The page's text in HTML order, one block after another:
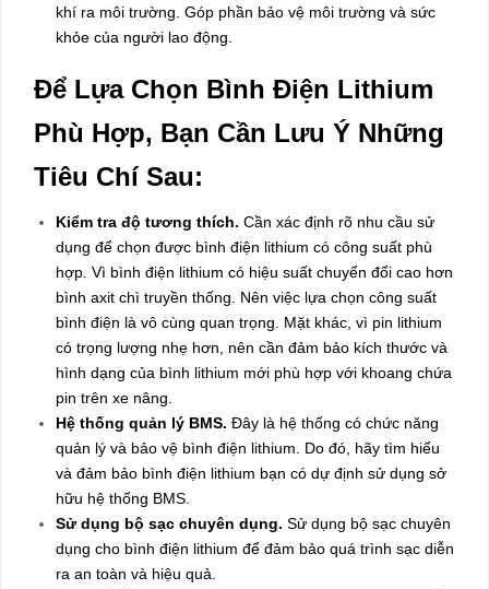
khí ra môi trường. Góp phần bảo vệ môi trường và sức
khỏe của người lao động.
Để Lựa Chọn Bình Điện Lithium
Phù Hợp, Bạn Cần Lưu Ý Những
Tiêu Chí Sau:
Kiểm tra độ tương thích. Cần xác định rõ nhu cầu sử
dụng để chọn được bình điện lithium có công suất phù
hợp. Vì bình điện lithium có hiệu suất chuyển đổi cao hơn
bình axit chì truyền thống. Nên việc lựa chọn công suất
bình điện là vô cùng quan trọng. Mặt khác, vì pin lithium
có trọng lượng nhẹ hơn, nên cần đảm bảo kích thước và
hình dạng của bình lithium mới phù hợp với khoang chứa
pin trên xe nâng.
Hệ thống quản lý BMS. Đây là hệ thống có chức năng
quản lý và bảo vệ bình điện lithium. Do đó, hãy tìm hiểu
và đảm bảo bình điện lithium bạn có dự định sử dụng sở
hữu hệ thống BMS.
Sử dụng bộ sạc chuyên dụng. Sử dụng bộ sạc chuyên
dụng cho bình điện lithium để đảm bảo quá trình sạc diễn
ra an toàn và hiệu quả.